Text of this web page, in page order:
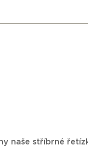
naše stříbrné